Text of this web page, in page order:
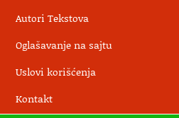
Autori Tekstova
Oglašavanje na sajtu
Uslovi korišćenja
Kontakt